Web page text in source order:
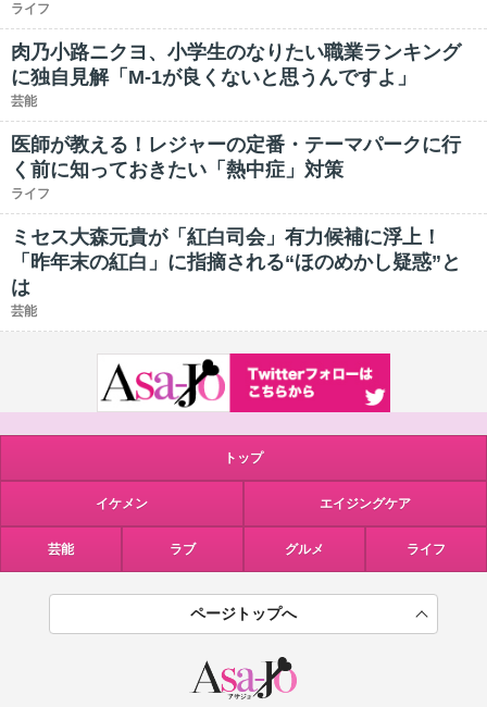
ライフ
肉乃小路ニクヨ、小学生のなりたい職業ランキング
に独自見解「M-1が良くないと思うんですよ」
芸能
医師が教える！レジャーの定番・テーマパークに行
く前に知っておきたい「熱中症」対策
ライフ
ミセス大森元貴が「紅白司会」有力候補に浮上！
「昨年末の紅白」に指摘される“ほのめかし疑惑”と
は
芸能
トップ
イケメン エイジングケア
芸能 ラブ グルメ ライフ
ページトップへ